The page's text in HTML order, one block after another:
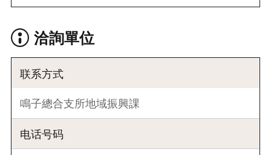
洽詢單位
联系方式
鳴子總合支所地域振興課
电话号码